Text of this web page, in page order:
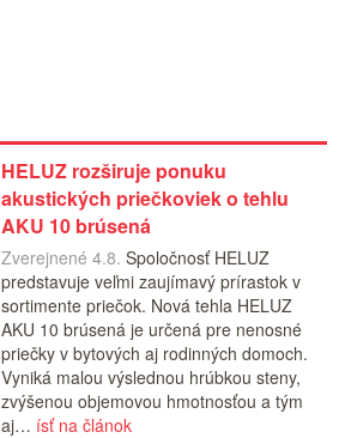
HELUZ rozširuje ponuku
akustických priečkoviek o tehlu
AKU 10 brúsená
Zverejnené 4.8. Spoločnosť HELUZ
predstavuje veľmi zaujímavý prírastok v
sortimente priečok. Nová tehla HELUZ
AKU 10 brúsená je určená pre nenosné
priečky v bytových aj rodinných domoch.
Vyniká malou výslednou hrúbkou steny,
zvýšenou objemovou hmotnosťou a tým
aj… ísť na článok